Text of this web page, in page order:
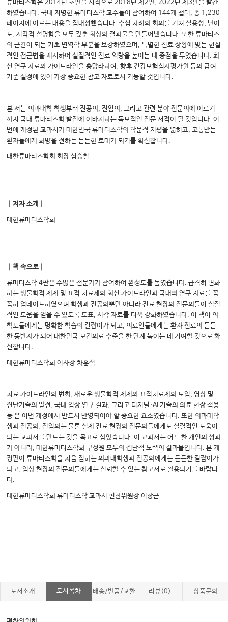
류마티스학은 2014년 초판을 시작으로 2018년 제2판, 2022년 제3판을 발간
하였습니다. 국내 저명한 류마티스학 교수들이 참여하여 144개 챕터, 총 1,230
페이지에 이르는 내용을 집대성했습니다. 수십 차례의 회의를 거쳐 실용성, 난이
도, 시각적 선명함을 모두 갖춘 최상의 결과물을 만들어냈습니다. 또한 류마티스
의 근간이 되는 기초 면역학 부분을 보강하였으며, 특별한 진료 상황에 맞는 현실
적인 접근법을 제시하여 실질적인 진료 역량을 높이는 데 중점을 두었습니다. 최
신 연구 자료와 가이드라인을 총망라하여, 향후 건강보험심사평가원 등의 급여
기준 설정에 있어 가장 중요한 참고 자료로서 기능할 것입니다.
본 서는 의과대학 학생부터 전공의, 전임의, 그리고 관련 분야 전문의에 이르기
까지 국내 류마티스학 발전에 이바지하는 독보적인 전문 서적이 될 것입니다. 이
번에 개정된 교과서가 대한민국 류마티스학의 학문적 지평을 넓히고, 고통받는
환자들에게 희망을 전하는 든든한 토대가 되기를 확신합니다.
대한류마티스학회 회장 심승철
｜저자 소개｜
대한류마티스학회
｜책 속으로｜
류마티스학 4판은 수많은 전문가가 참여하여 완성도를 높였습니다. 급격히 변화
하는 생물학적 제제 및 표적 치료제의 최신 가이드라인과 국내외 연구 자료를 꼼
꼼히 업데이트하였으며 학생과 전공의뿐만 아니라 진료 현장의 전문의들이 실질
적인 도움을 얻을 수 있도록 도표, 시각 자료를 더욱 강화하였습니다. 이 책이 의
학도들에게는 명확한 학습의 길잡이가 되고, 의료인들에게는 환자 진료의 든든
한 동반자가 되어 대한민국 보건의료 수준을 한 단계 높이는 데 기여할 것으로 확
신합니다.
대한류마티스학회 이사장 차훈석
치료 가이드라인의 변화, 새로운 생물학적 제제와 표적치료제의 도입, 영상 및
진단기술의 발전, 국내 임상 연구 결과, 그리고 디지털·AI 기술의 의료 현장 적용
등 은 이번 개정에서 반드시 반영되어야 할 중요한 요소였습니다. 또한 의과대학
생과 전공의, 전임의는 물론 실제 진료 현장의 전문의들에게도 실질적인 도움이
되는 교과서를 만드는 것을 목표로 삼았습니다. 이 교과서는 어느 한 개인의 성과
가 아니라, 대한류마티스학회 구성원 모두의 집단적 노력의 결과물입니다. 본 개
정판이 류마티스학을 처음 접하는 의과대학생과 전공의에게는 든든한 길잡이가
되고, 임상 현장의 전문의들에게는 신뢰할 수 있는 참고서로 활용되기를 바랍니
다.
대한류마티스학회 류마티스학 교과서 편찬위원장 이창근
도서소개 도서목차 배송/반품/교환 리뷰(0) 상품문의